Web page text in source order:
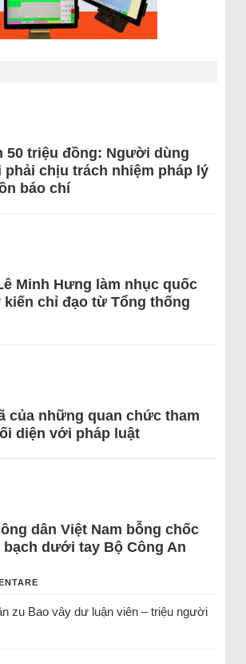
50 triệu đồng: Người dùng
phải chịu trách nhiệm pháp lý
báo chí
Minh Hưng làm nhục quốc
kiến chỉ đạo từ Tổng thống
của những quan chức tham
diện với pháp luật
dân Việt Nam bỗng chốc
dưới tay Bộ Công An
zu Bao vây dư luận viên – triệu người